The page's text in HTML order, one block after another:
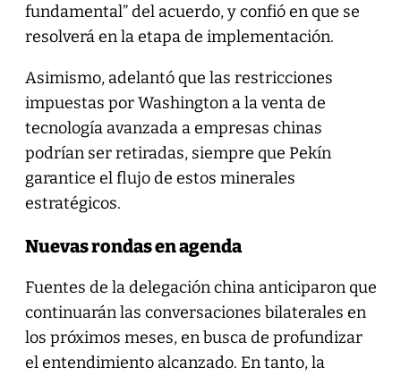
fundamental” del acuerdo, y confió en que se
resolverá en la etapa de implementación.
Asimismo, adelantó que las restricciones
impuestas por Washington a la venta de
tecnología avanzada a empresas chinas
podrían ser retiradas, siempre que Pekín
garantice el flujo de estos minerales
estratégicos.
Nuevas rondas en agenda
Fuentes de la delegación china anticiparon que
continuarán las conversaciones bilaterales en
los próximos meses, en busca de profundizar
el entendimiento alcanzado. En tanto, la